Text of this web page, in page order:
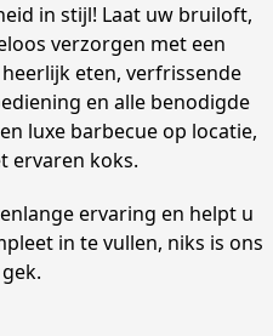
in stijl! Laat uw bruiloft,
verzorgen met een
eten, verfrissende
en alle benodigde
luxe barbecue op locatie,
ervaren koks.
ervaring en helpt u
in te vullen, niks is ons